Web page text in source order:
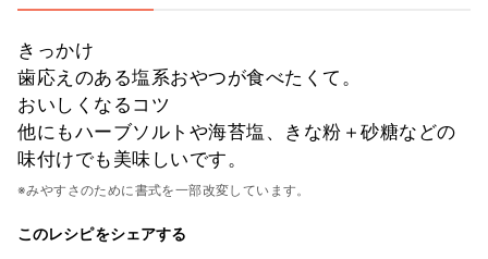
きっかけ
歯応えのある塩系おやつが食べたくて。
おいしくなるコツ
他にもハーブソルトや海苔塩、きな粉＋砂糖などの
味付けでも美味しいです。
※みやすさのために書式を一部改変しています。
このレシピをシェアする